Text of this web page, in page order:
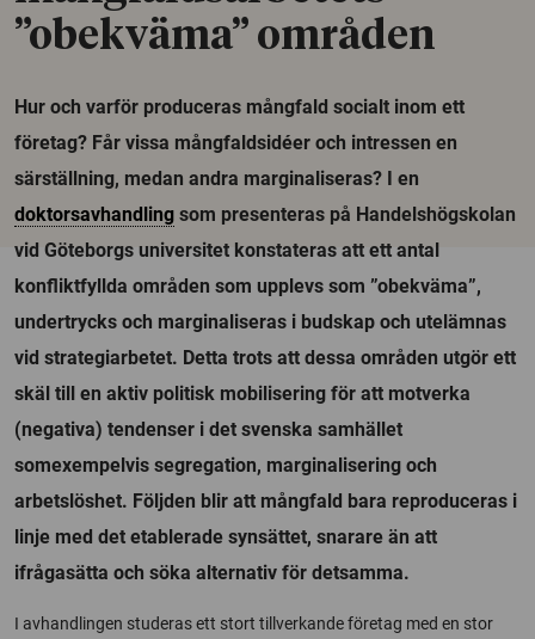
”obekväma” områden
Hur och varför produceras mångfald socialt inom ett
företag? Får vissa mångfaldsidéer och intressen en
särställning, medan andra marginaliseras? I en
doktorsavhandling som presenteras på Handelshögskolan
vid Göteborgs universitet konstateras att ett antal
konfliktfyllda områden som upplevs som ”obekväma”,
undertrycks och marginaliseras i budskap och utelämnas
vid strategiarbetet. Detta trots att dessa områden utgör ett
skäl till en aktiv politisk mobilisering för att motverka
(negativa) tendenser i det svenska samhället
somexempelvis segregation, marginalisering och
arbetslöshet. Följden blir att mångfald bara reproduceras i
linje med det etablerade synsättet, snarare än att
ifrågasätta och söka alternativ för detsamma.
I avhandlingen studeras ett stort tillverkande företag med en stor